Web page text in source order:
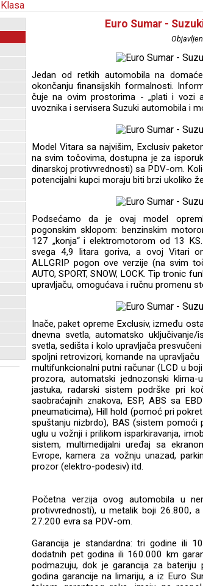
Euro Sumar -
Jedan od retkih automobila na
okončanju finansijskih formalnosti.
čuje na ovim prostorima - „plati i vozi
uvoznika i servisera Suzuki automobila i
Model Vitara sa najvišim, Exclusiv
na svim točovima, dostupna je za
dinarskoj protivvrednosti) sa PDV-om.
potencijalni kupci moraju biti brzi ukoliko
Podsećamo da je ovaj model
pogonskim sklopom: benzinskim
127 „konja“ i elektromotorom od 13
svega 4,9 litara goriva, a ovoj Vitari
ALLGRIP pogon ove verzije (na svim
AUTO, SPORT, SNOW, LOCK. Tip tronic
upravljaču, omogućava i ručnu promenu
Inače, paket opreme Exclusiv, između
dnevna svetla, automatsko
svetla, sedišta i kolo upravljača
spoljni retrovizori, komande na
multifunkcionalni putni računar (LCD u
prozora, automatski jednozonski klima-
jastuka, radarski sistem podrške pri
saobraćajnih znakova, ESP, ABS sa
pneumaticima), Hill hold (pomoć pri
spuštanju nizbrdo), BAS (sistem pomoći
uglu u vožnji i prilikom isparkiravanja,
sistem, multimedijalni uređaj sa
Evrope, kamera za vožnju unazad,
prozor (elektro-podesiv) itd.
Početna verzija ovog automobila u
protivvrednosti), u metalik boji 26.800,
27.200 evra sa PDV-om.
Garancija je standardna: tri godine ili
dodatnih pet godina ili 160.000 km
podmazuju, dok je garancija za
godina garancije na limariju, a iz Euro